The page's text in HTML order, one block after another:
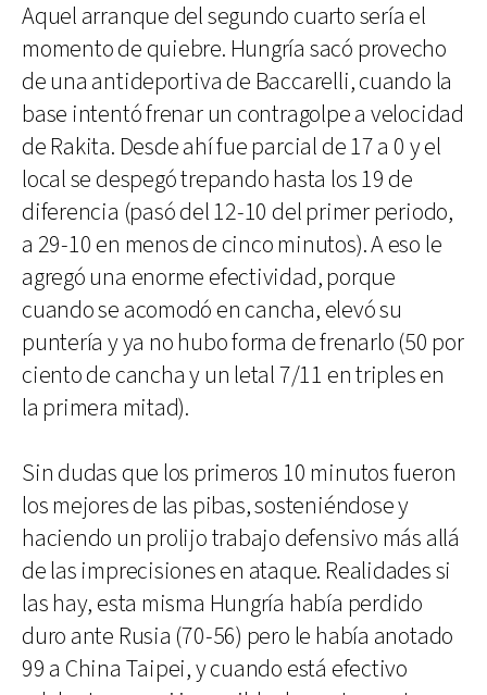
Aquel arranque del segundo cuarto sería el
momento de quiebre. Hungría sacó provecho
de una antideportiva de Baccarelli, cuando la
base intentó frenar un contragolpe a velocidad
de Rakita. Desde ahí fue parcial de 17 a 0 y el
local se despegó trepando hasta los 19 de
diferencia (pasó del 12-10 del primer periodo,
a 29-10 en menos de cinco minutos). A eso le
agregó una enorme efectividad, porque
cuando se acomodó en cancha, elevó su
puntería y ya no hubo forma de frenarlo (50 por
ciento de cancha y un letal 7/11 en triples en
la primera mitad).
Sin dudas que los primeros 10 minutos fueron
los mejores de las pibas, sosteniéndose y
haciendo un prolijo trabajo defensivo más allá
de las imprecisiones en ataque. Realidades si
las hay, esta misma Hungría había perdido
duro ante Rusia (70-56) pero le había anotado
99 a China Taipei, y cuando está efectivo